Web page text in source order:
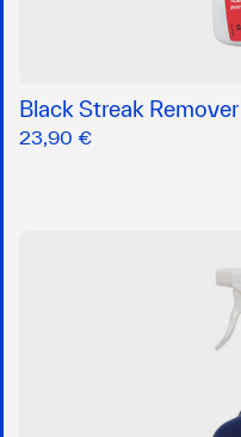
Black Streak Remover
23,90 €